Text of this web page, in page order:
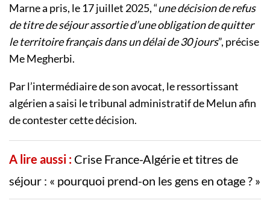
Marne a pris, le 17 juillet 2025, “une décision de refus
de titre de séjour assortie d’une obligation de quitter
le territoire français dans un délai de 30 jours”, précise
Me Megherbi.
Par l’intermédiaire de son avocat, le ressortissant
algérien a saisi le tribunal administratif de Melun afin
de contester cette décision.
A lire aussi : Crise France-Algérie et titres de
séjour : « pourquoi prend-on les gens en otage ? »